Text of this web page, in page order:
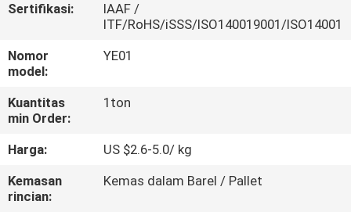
TUR
PABRIK
KONTROL
KUALITAS
HUBUNGI
KAMI
Sertifikasi:
IAAF /
ITF/RoHS/iSSS/ISO140019001/ISO14001
Nomor
model:
YE01
Kuantitas
min Order:
1ton
Harga:
US $2.6-5.0/ kg
Kemasan
rincian:
Kemas dalam Barel / Pallet